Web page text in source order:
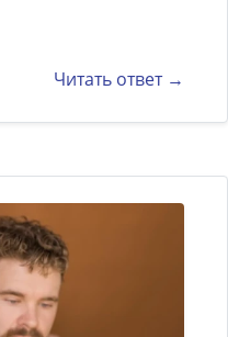
Читать ответ →